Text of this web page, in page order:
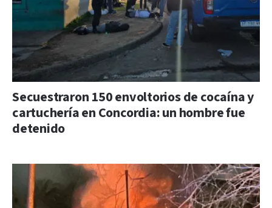
Secuestraron 150 envoltorios de cocaína y
cartuchería en Concordia: un hombre fue
detenido